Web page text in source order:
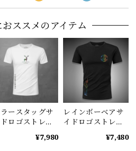
ススメのアイテム
ースタッグサ
ロゴストレッ
¥7,980
レインボーベアサ
イドロゴストレッ
¥7,480